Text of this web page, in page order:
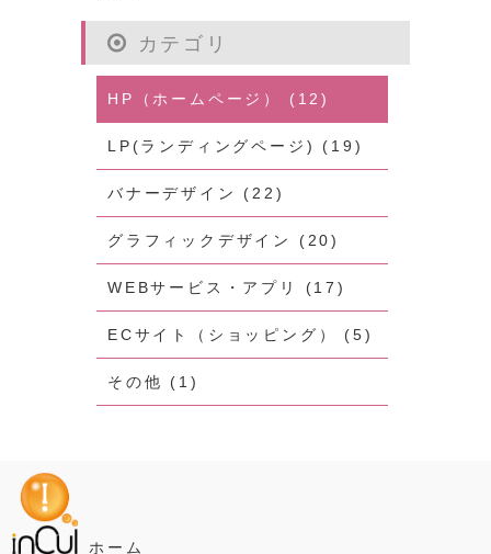
カテゴリ
HP（ホームページ） (12)
LP(ランディングページ) (19)
バナーデザイン (22)
グラフィックデザイン (20)
WEBサービス・アプリ (17)
ECサイト（ショッピング） (5)
その他 (1)
ホーム